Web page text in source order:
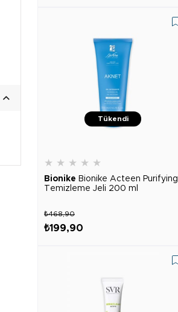
Tükendi
★ ★ ★ ★ ★
Bionike Bionike Acteen Purifying
Temizleme Jeli 200 ml
₺199,90
₺468,90